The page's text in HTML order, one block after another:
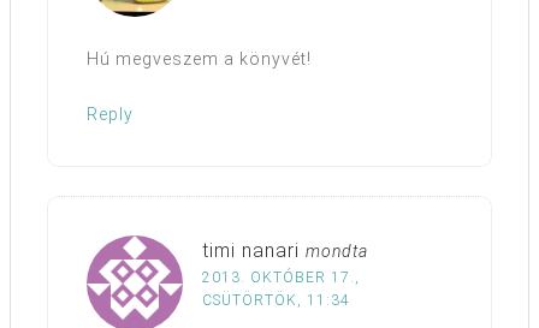
Hú megveszem a könyvét!
Reply
timi nanari mondta
2013. OKTÓBER 17.,
CSÜTÖRTÖK, 11:34